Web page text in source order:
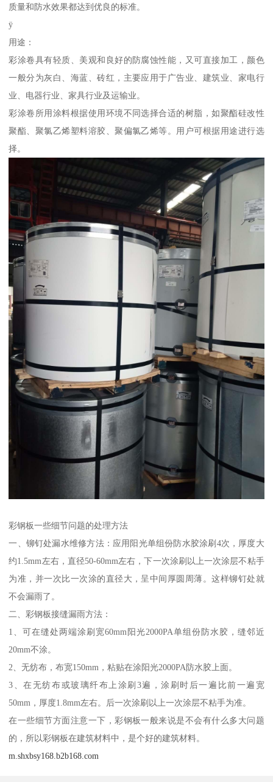
质量和防水效果都达到优良的标准。
ÿ
用途：
彩涂卷具有轻质、美观和良好的防腐蚀性能，又可直接加工，颜色
一般分为灰白、海蓝、砖红，主要应用于广告业、建筑业、家电行
业、电器行业、家具行业及运输业。
彩涂卷所用涂料根据使用环境不同选择合适的树脂，如聚酯硅改性
聚酯、聚氯乙烯塑料溶胶、聚偏氯乙烯等。用户可根据用途进行选
择。
彩钢板一些细节问题的处理方法
一、铆钉处漏水维修方法：应用阳光单组份防水胶涂刷4次，厚度大
约1.5mm左右，直径50-60mm左右，下一次涂刷以上一次涂层不粘手
为准，并一次比一次涂的直径大，呈中间厚圆周薄。这样铆钉处就
不会漏雨了。
二、彩钢板接缝漏雨方法：
1、可在缝处两端涂刷宽60mm阳光2000PA单组份防水胶，缝邻近
20mm不涂。
2、无纺布，布宽150mm，粘贴在涂阳光2000PA防水胶上面。
3、在无纺布或玻璃纤布上涂刷3遍，涂刷时后一遍比前一遍宽
50mm，厚度1.8mm左右。后一次涂刷以上一次涂层不粘手为准。
在一些细节方面注意一下，彩钢板一般来说是不会有什么多大问题
的，所以彩钢板在建筑材料中，是个好的建筑材料。
m.shxbsy168.b2b168.com